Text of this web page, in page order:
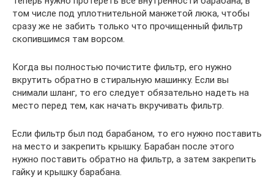
том числе под уплотнительной манжетой люка, чтобы
сразу же не забить только что прочищенный фильтр
скопившимся там ворсом.
Когда вы полностью почистите фильтр, его нужно
вкрутить обратно в стиральную машинку. Если вы
снимали шланг, то его следует обязательно надеть на
место перед тем, как начать вкручивать фильтр.
Если фильтр был под барабаном, то его нужно поставить
на место и закрепить крышку. Барабан после этого
нужно поставить обратно на фильтр, а затем закрепить
гайку и крышку барабана.